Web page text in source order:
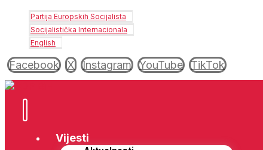
Partija Europskih Socijalista
Socijalistička Internacionala
English
Facebook X Instagram YouTube TikTok
Vijesti